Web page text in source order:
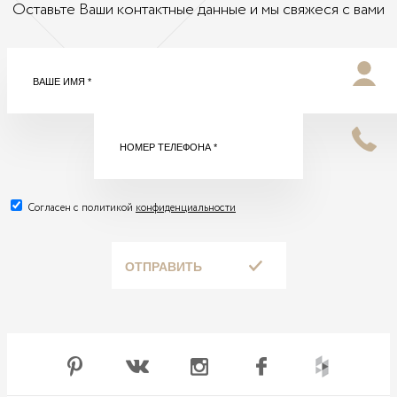
Оставьте Ваши контактные данные и мы свяжеся с вами
Согласен с политикой конфиденциальности